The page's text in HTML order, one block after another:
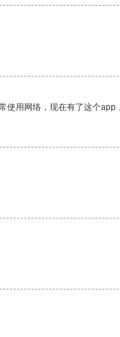
用网络，现在有了这个app